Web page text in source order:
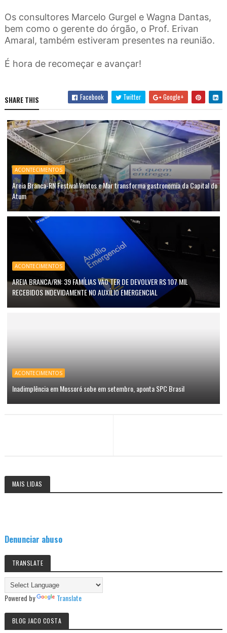
Os consultores Marcelo Gurgel e Wagna Dantas,
bem como o gerente do órgão, o Prof. Erivan
Amaral, também estiveram presentes na reunião.
É hora de recomeçar e avançar!
SHARE THIS Facebook Twitter Google+
ACONTECIMENTOS
Areia Branca-RN Festival Ventos e Mar transforma gastronomia da Capital do
Atum
ACONTECIMENTOS
AREIA BRANCA/RN: 39 FAMÍLIAS VÃO TER DE DEVOLVER R$ 107 MIL
RECEBIDOS INDEVIDAMENTE NO AUXÍLIO EMERGENCIAL
ACONTECIMENTOS
Inadimplência em Mossoró sobe em setembro, aponta SPC Brasil
MAIS LIDAS
Denunciar abuso
TRANSLATE
Powered by Translate
BLOG JACO COSTA